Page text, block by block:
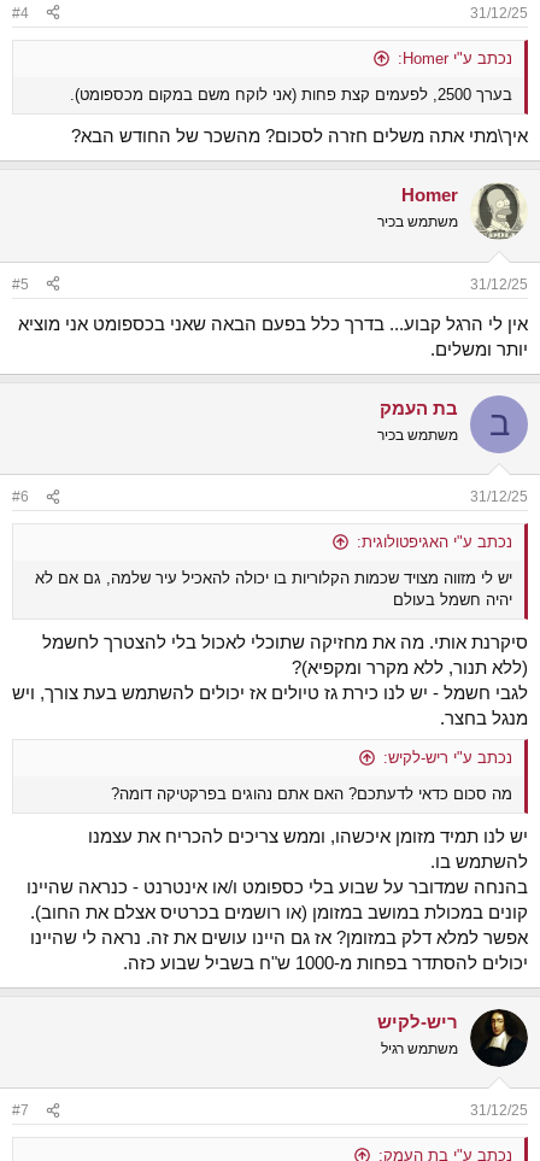
31/12/25
#4
נכתב ע"י Homer:
בערך 2500, לפעמים קצת פחות (אני לוקח משם במקום מכספומט).
איך\מתי אתה משלים חזרה לסכום? מהשכר של החודש הבא?
Homer
משתמש בכיר
31/12/25
#5
אין לי הרגל קבוע... בדרך כלל בפעם הבאה שאני בכספומט אני מוציא
יותר ומשלים.
ב בת העמק
משתמש בכיר
31/12/25
#6
נכתב ע"י האגיפטולוגית:
יש לי מזווה מצויד שכמות הקלוריות בו יכולה להאכיל עיר שלמה, גם אם לא
יהיה חשמל בעולם
סיקרנת אותי. מה את מחזיקה שתוכלי לאכול בלי להצטרך לחשמל
(ללא תנור, ללא מקרר ומקפיא)?
לגבי חשמל - יש לנו כירת גז טיולים אז יכולים להשתמש בעת צורך, ויש
מנגל בחצר.
נכתב ע"י ריש-לקיש:
מה סכום כדאי לדעתכם? האם אתם נהוגים בפרקטיקה דומה?
יש לנו תמיד מזומן איכשהו, וממש צריכים להכריח את עצמנו
להשתמש בו.
בהנחה שמדובר על שבוע בלי כספומט ו/או אינטרנט - כנראה שהיינו
קונים במכולת במושב במזומן (או רושמים בכרטיס אצלם את החוב).
אפשר למלא דלק במזומן? אז גם היינו עושים את זה. נראה לי שהיינו
יכולים להסתדר בפחות מ-1000 ש"ח בשביל שבוע כזה.
ריש-לקיש
משתמש רגיל
31/12/25
#7
נכתב ע"י בת העמק: